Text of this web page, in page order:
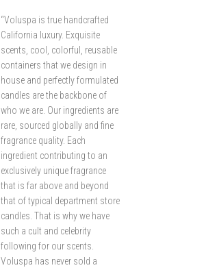
“Voluspa is true handcrafted
California luxury. Exquisite
scents, cool, colorful, reusable
containers that we design in
house and perfectly formulated
candles are the backbone of
who we are. Our ingredients are
rare, sourced globally and fine
fragrance quality. Each
ingredient contributing to an
exclusively unique fragrance
that is far above and beyond
that of typical department store
candles. That is why we have
such a cult and celebrity
following for our scents.
Voluspa has never sold a